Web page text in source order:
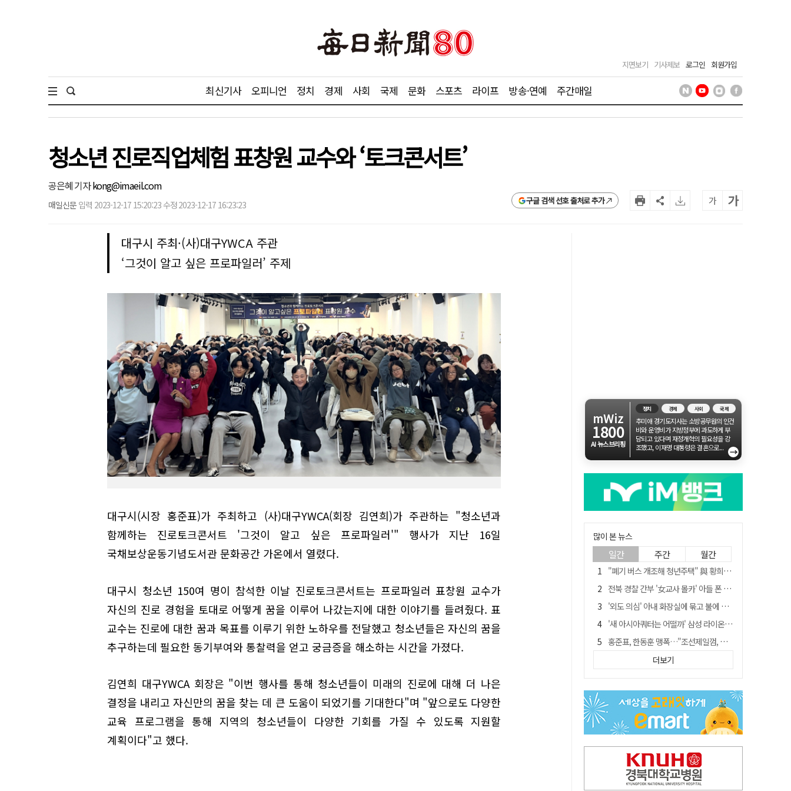
지면보기 기사제보 로그인 회원가입
최신기사 오피니언 정치 경제 사회 국제 문화 스포츠 라이프 방송·연예 주간매일
청소년 진로직업체험 표창원 교수와 ‘토크콘서트’
공은혜 기자kong@imaeil.com
매일신문 입력 2023-12-17 15:20:23 수정 2023-12-17 16:23:23 구글 검색 선호 출처로 추가 가 가
대구시 주최·(사)대구YWCA 주관
‘그것이 알고 싶은 프로파일러’ 주제
대구시(시장 홍준표)가 주최하고 (사)대구YWCA(회장 김연희)가 주관하는 "청소년과
함께하는 진로토크콘서트 '그것이 알고 싶은 프로파일러'" 행사가 지난 16일
국채보상운동기념도서관 문화공간 가온에서 열렸다.
대구시 청소년 150여 명이 참석한 이날 진로토크콘서트는 프로파일러 표창원 교수가
자신의 진로 경험을 토대로 어떻게 꿈을 이루어 나갔는지에 대한 이야기를 들려줬다. 표
교수는 진로에 대한 꿈과 목표를 이루기 위한 노하우를 전달했고 청소년들은 자신의 꿈을
추구하는데 필요한 동기부여와 통찰력을 얻고 궁금증을 해소하는 시간을 가졌다.
김연희 대구YWCA 회장은 "이번 행사를 통해 청소년들이 미래의 진로에 대해 더 나은
결정을 내리고 자신만의 꿈을 찾는 데 큰 도움이 되었기를 기대한다"며 "앞으로도 다양한
교육 프로그램을 통해 지역의 청소년들이 다양한 기회를 가질 수 있도록 지원할
계획이다"고 했다.
mWiz
1800
AI 뉴스브리핑
정치 경제 사회 국제
추미애 경기도지사는 소방공무원의 인건
비와 운영비가 지방정부에 과도하게 부
담되고 있다며 재정개혁의 필요성을 강
조했고, 이재명 대통령은 결혼으로...
→
많이 본 뉴스
일간 주간 월간
"폐기 버스 개조해 청년주택" 與 황희…'딸 학비는 年 4200만원'
전북 경찰 간부 '女교사 몰카' 아들 폰 부수고…"처벌 못하는 사안" 내부망에 글
'외도 의심' 아내 화장실에 묶고 불에 달군 공구로 고문…남편 검거
'새 아시아쿼터는 어떨까' 삼성 라이온즈, 새 얼굴 투수 미야모리 영입
홍준표, 한동훈 맹폭…"조선제일껌, 권력에 살고 권력에 죽었다"
[시사뒷담] MOU의 함정, 협약식이 투자 확정은 아니긴 해
'장윤기 사건' 피해 여고생 돕다가 다친 고교생, 의상자 인정
"경로당 통장에 비밀번호가 적혀 있다"…전국 돌며 경로당 13곳 턴 30대 구속
"내로남불·탁상공론"…황희 '버스 청년주택' 제안에 與 내부서도 쓴소리
더보기